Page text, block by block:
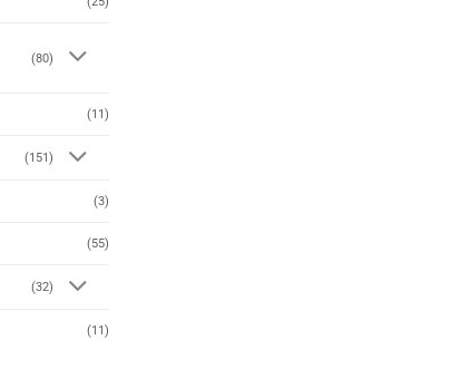
(80)
(11)
(151)
(3)
(55)
(32)
(11)